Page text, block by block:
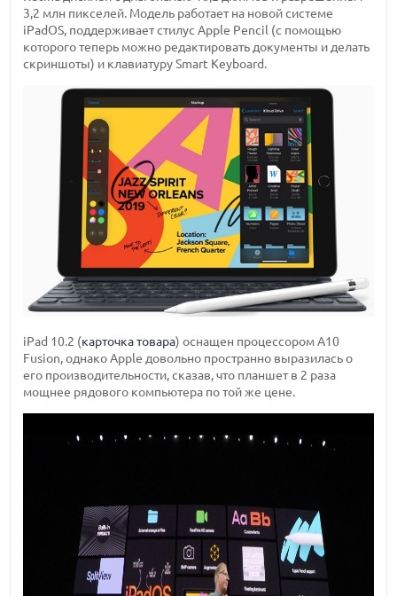
3,2 млн пикселей. Модель работает на новой системе
iPadOS, поддерживает стилус Apple Pencil (с помощью
которого теперь можно редактировать документы и делать
скриншоты) и клавиатуру Smart Keyboard.
iPad 10.2 (карточка товара) оснащен процессором A10
Fusion, однако Apple довольно пространно выразилась о
его производительности, сказав, что планшет в 2 раза
мощнее рядового компьютера по той же цене.